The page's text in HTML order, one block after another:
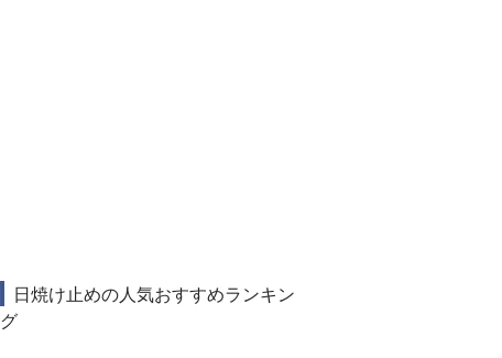
日焼け止めの人気おすすめランキン
グ